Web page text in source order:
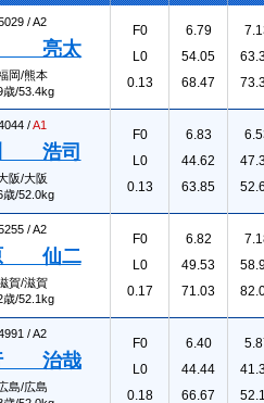
/A2
亮太
岡/熊本
歳/53.4kg
F0
L0
0.13
6.79
54.05
68.47
/A1
浩司
阪/大阪
歳/52.0kg
F0
L0
0.13
6.83
44.62
63.85
/A2
仙二
賀/滋賀
歳/52.1kg
F0
L0
0.17
6.82
49.53
71.03
/A2
治哉
島/広島
F0
L0
0.18
6.40
44.44
66.67